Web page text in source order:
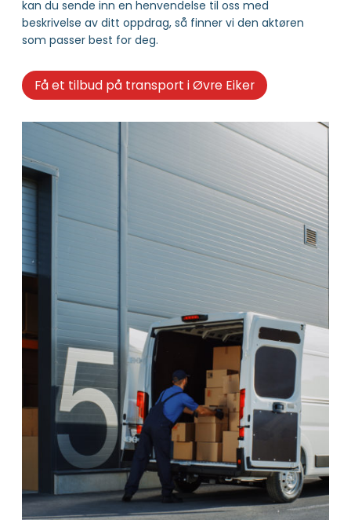
kan du sende inn en henvendelse til oss med
beskrivelse av ditt oppdrag, så finner vi den aktøren
som passer best for deg.
Få et tilbud på transport i Øvre Eiker